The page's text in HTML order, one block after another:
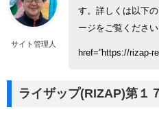
サイト管理人
す。詳しくは以下
ージをご覧ください
href=”https://rizap-
ライザップ(RIZAP)第１